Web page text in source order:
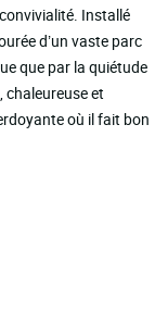
Installé
d’un vaste parc
que par la quiétude
et
où il fait bon